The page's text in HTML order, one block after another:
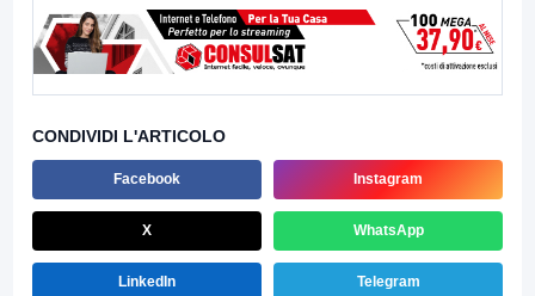
CONDIVIDI L'ARTICOLO
Facebook Instagram
X WhatsApp
LinkedIn Telegram